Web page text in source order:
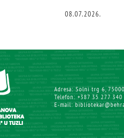
08.07.2026.
Adresa: Solni trg 6,
Telefon: +387 35 277 340
E-mail: